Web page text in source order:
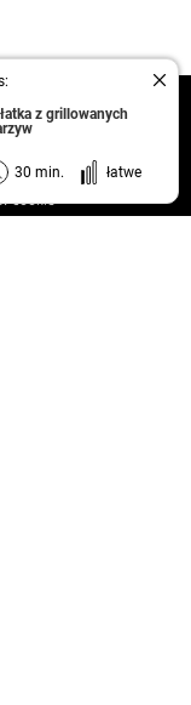
z grillowanych
30 min. łatwe
cookie